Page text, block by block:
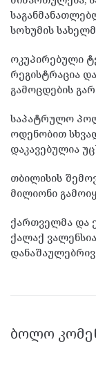
სოხუმის
ოკუპირებული
რეგისტრაცია
გამოცდების
საპატრულო
ოდენობით
დაკავებულია
თბილისის
მილიონი
ქართველმა და
ქალაქ
ᲑᲝᲚᲝ